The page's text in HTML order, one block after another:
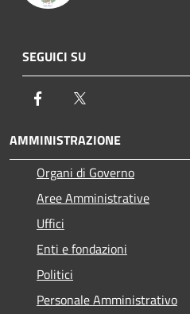
SEGUICI SU
Facebook
AMMINISTRAZIONE
Organi di Governo
Aree Amministrative
Uffici
Enti e fondazioni
Politici
Personale Amministrativo